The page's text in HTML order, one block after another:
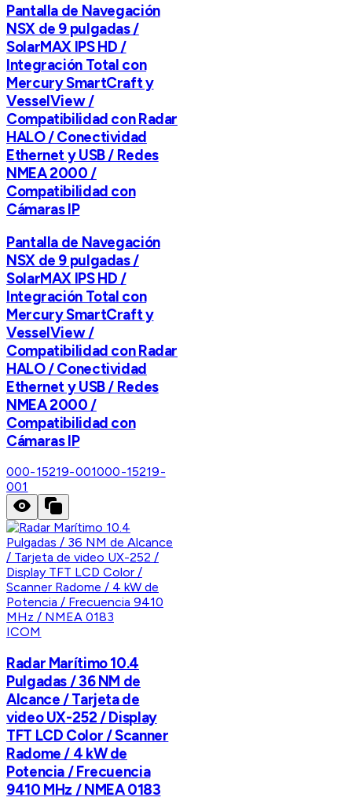
Pantalla de Navegación
NSX de 9 pulgadas /
SolarMAX IPS HD /
Integración Total con
Mercury SmartCraft y
VesselView /
Compatibilidad con Radar
HALO / Conectividad
Ethernet y USB / Redes
NMEA 2000 /
Compatibilidad con
Cámaras IP
Pantalla de Navegación
NSX de 9 pulgadas /
SolarMAX IPS HD /
Integración Total con
Mercury SmartCraft y
VesselView /
Compatibilidad con Radar
HALO / Conectividad
Ethernet y USB / Redes
NMEA 2000 /
Compatibilidad con
Cámaras IP
000-15219-001000-15219-
001
ICOM
Radar Marítimo 10.4
Pulgadas / 36 NM de
Alcance / Tarjeta de
video UX-252 / Display
TFT LCD Color / Scanner
Radome / 4 kW de
Potencia / Frecuencia
9410 MHz / NMEA 0183